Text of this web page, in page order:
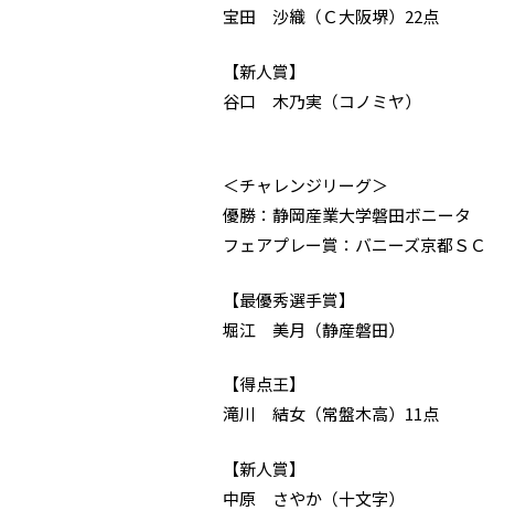
宝田 沙織（Ｃ大阪堺）22点
【新人賞】
谷口 木乃実（コノミヤ）
＜チャレンジリーグ＞
優勝：静岡産業大学磐田ボニータ
フェアプレー賞：バニーズ京都ＳＣ
【最優秀選手賞】
堀江 美月（静産磐田）
【得点王】
滝川 結女（常盤木高）11点
【新人賞】
中原 さやか（十文字）